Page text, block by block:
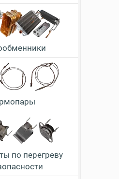
по перегреву